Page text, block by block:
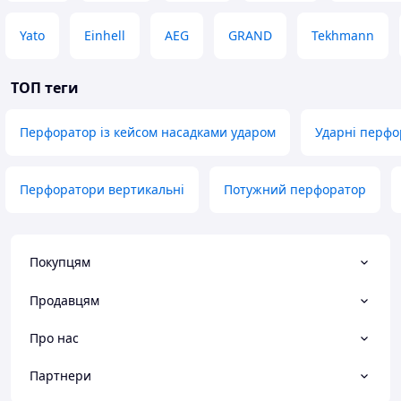
Гарантійний талон
Yato Einhell AEG GRAND Tekhmann
ТОП теги
Перфоратор із кейсом насадками ударом Ударні
Перфоратори вертикальні Потужний перфоратор
Покупцям
Продавцям
Про нас
Партнери